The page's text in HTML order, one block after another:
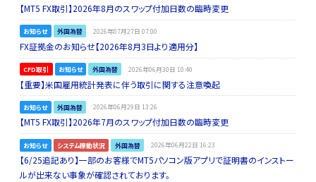
【MT5 FX取引】2026年8月のスワップ付加日数の臨時変更
お知らせ 外国為替 2026年07月27日 07:00
FX証拠金のお知らせ【2026年8月3日より適用分】
CFD取引 お知らせ 外国為替 2026年06月30日 10:40
【重要】米国雇用統計発表に伴う取引に関する注意喚起
お知らせ 外国為替 2026年06月29日 13:26
【MT5 FX取引】2026年7月のスワップ付加日数の臨時変更
お知らせ システム稼動状況 外国為替 2026年06月22日 16:23
【6/25追記あり】一部のお客様でMT5パソコン版アプリで証明書のインストー
ルが出来ない事象が確認されております。